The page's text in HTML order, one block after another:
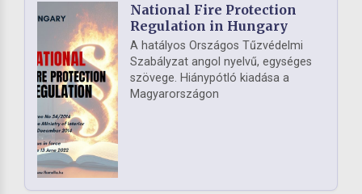
National Fire Protection
Regulation in Hungary
A hatályos Országos Tűzvédelmi
Szabályzat angol nyelvű, egységes
szövege. Hiánypótló kiadása a
Magyarországon